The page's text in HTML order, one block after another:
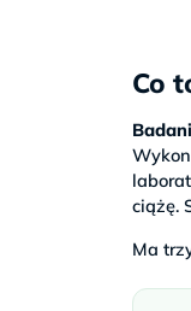
Co
ciążę.
Ma